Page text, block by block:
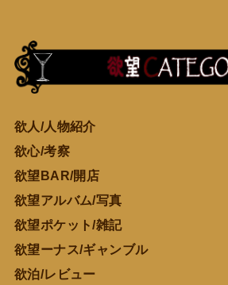
欲人/人物紹介
欲心/考察
欲望BAR/開店
欲望アルバム/写真
欲望ポケット/雑記
欲望ーナス/ギャンブル
欲泊/レビュー